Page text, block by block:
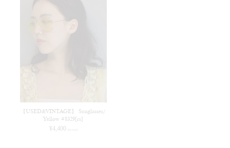
【USED&VINTAGE】 Sunglasses/
Yellow #8329[rs]
¥4,400 (in tax)